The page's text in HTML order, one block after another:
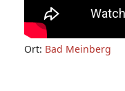
Ort: Bad Meinberg